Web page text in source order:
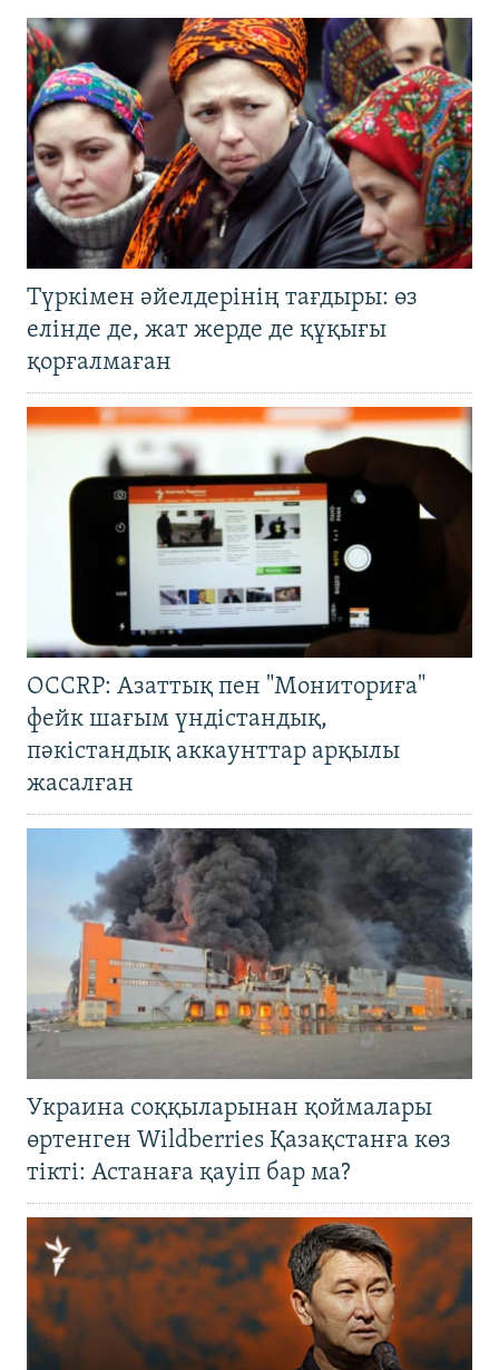
Түркімен әйелдерінің тағдыры: өз
елінде де, жат жерде де құқығы
қорғалмаған
OCCRP: Азаттық пен "Мониториға"
фейк шағым үндістандық,
пәкістандық аккаунттар арқылы
жасалған
Украина соққыларынан қоймалары
өртенген Wildberries Қазақстанға көз
тікті: Астанаға қауіп бар ма?